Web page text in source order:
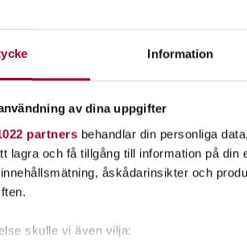
Information
av dina uppgifter
partners behandlar din personliga
lagra och få tillgång till information på din
åskådarinsikter och
skulle vi även vilja:
och bli bättre på
du marknadsför ditt
har blivit ett allt vanligare
åren. Idag kan nästan vem som